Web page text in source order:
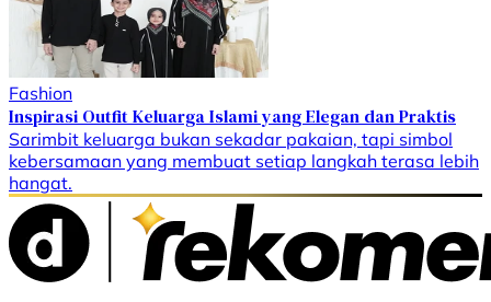
Fashion
Inspirasi Outfit Keluarga Islami yang Elegan dan Praktis
Sarimbit keluarga bukan sekadar pakaian, tapi simbol
kebersamaan yang membuat setiap langkah terasa lebih
hangat.